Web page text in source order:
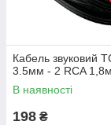
Кабель звуковий
3.5мм - 2 RCA
В наявності
198 ₴